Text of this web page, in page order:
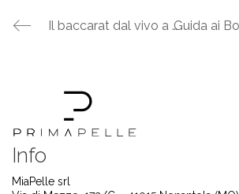
Il baccarat dal vivo a confronto: live dealer vs RNG per ogni giocatore
Info
MiaPelle srl